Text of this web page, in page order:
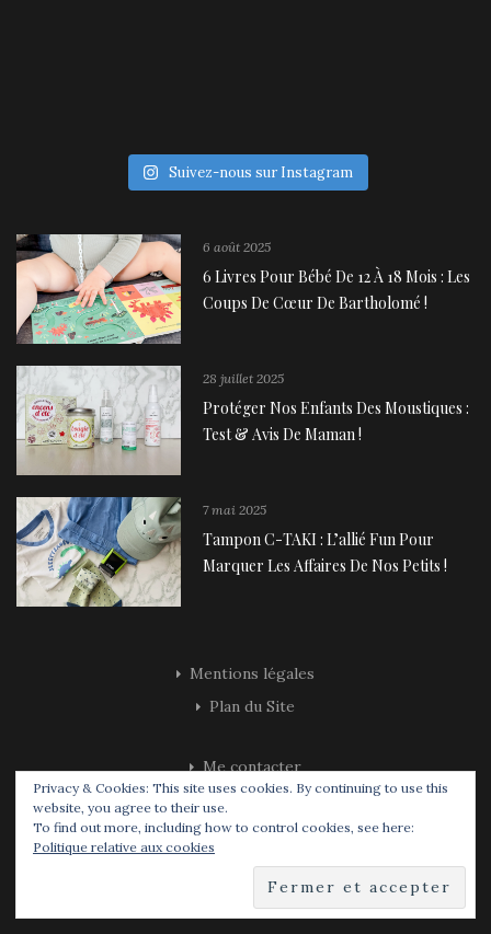
Suivez-nous sur Instagram
6 août 2025
6 Livres Pour Bébé De 12 À 18 Mois : Les
Coups De Cœur De Bartholomé !
28 juillet 2025
Protéger Nos Enfants Des Moustiques :
Test & Avis De Maman !
7 mai 2025
Tampon C-TAKI : L’allié Fun Pour
Marquer Les Affaires De Nos Petits !
Mentions légales
Plan du Site
Me contacter
Partenariats
About Me
Privacy & Cookies: This site uses cookies. By continuing to use this
website, you agree to their use.
To find out more, including how to control cookies, see here:
Politique relative aux cookies